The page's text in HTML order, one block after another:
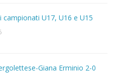
campionati U17, U16 e U15
Giana Erminio 2-0